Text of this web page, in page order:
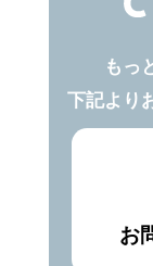
もっ
下記より
お